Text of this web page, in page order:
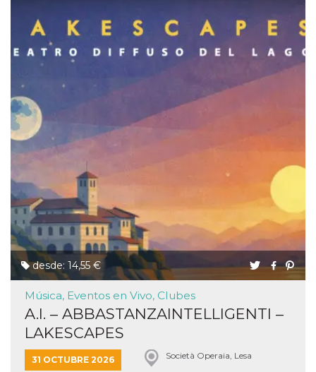
desde: 14,55 €
Música, Eventos en Vivo, Clubes
A.I. – ABBASTANZAINTELLIGENTI –
LAKESCAPES
31 OCTUBRE 2026 Società Operaia, Lesa